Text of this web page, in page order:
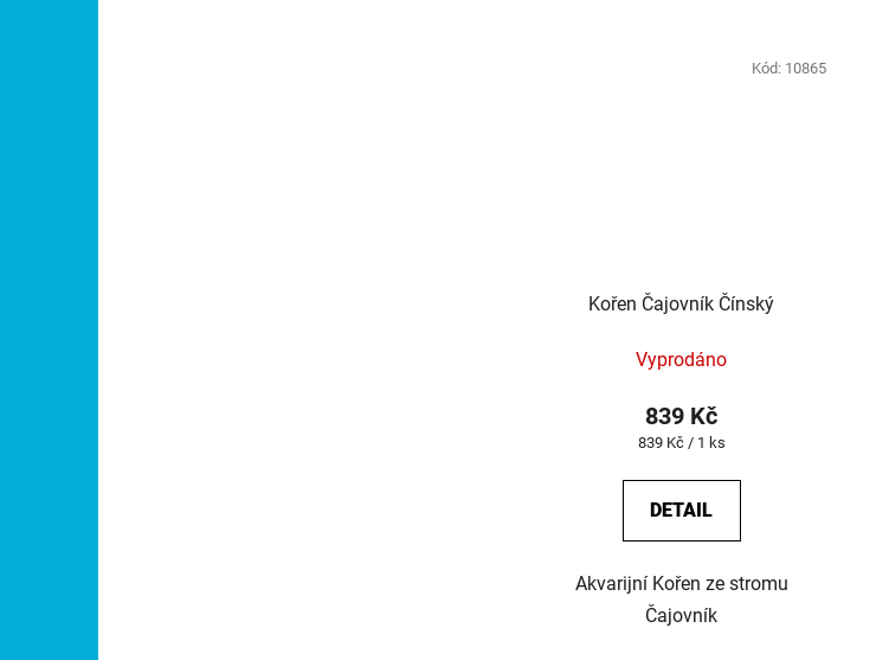
Kořen Čajovník Čínský
Vyprodáno
839 Kč
Měrná
839 Kč / 1 ks
DETAIL
Akvarijní Kořen ze stromu
Čajovník
Kód: 10865